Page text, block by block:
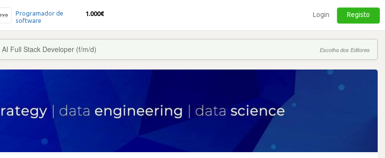
Programador de
software
1.000€ Login Registo
AI Full Stack Developer (f/m/d) Escolha dos Editores